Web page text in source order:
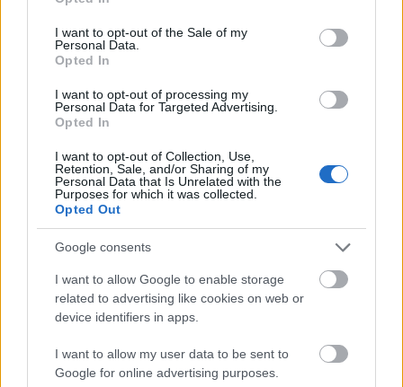
use your data for below specified purposes in below Google
consent section.
I want to opt-out of the Sale of my
Personal Data.
Opted In
I want to opt-out of processing my
Personal Data for Targeted Advertising.
Opted In
I want to opt-out of Collection, Use,
Retention, Sale, and/or Sharing of my
Personal Data that Is Unrelated with the
Purposes for which it was collected.
Opted Out
Google consents
I want to allow Google to enable storage
related to advertising like cookies on web or
device identifiers in apps.
I want to allow my user data to be sent to
Google for online advertising purposes.
Sokkal idősebb, de ezt egyáltalán nem is
próbáljuk leplezni – egy olyan emberrel van
dolgunk, aki egy teljesen más
fontos számunkra, hogy alapvetően Picard
maradjon.
Kurtzman hozzátette:
Nem fordítunk hátat annak a karakternek,
akit Az új nemzedékben megkedveltünk. De
próba elé állítjuk őt, aki mindig a jó dolgot
helyzet…